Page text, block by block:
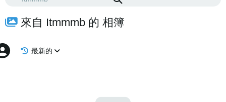
來自 Itmmmb 的 相簿
最新的